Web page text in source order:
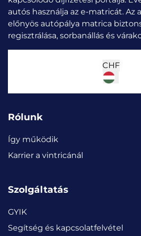
autós használja az e-matricát. Az
előnyös autópálya matrica
regisztrálása, sorbanállás és
CHF
Rólunk
Így működik
Karrier a vintricánál
Szolgáltatás
GYIK
Segítség és kapcsolatfelvétel